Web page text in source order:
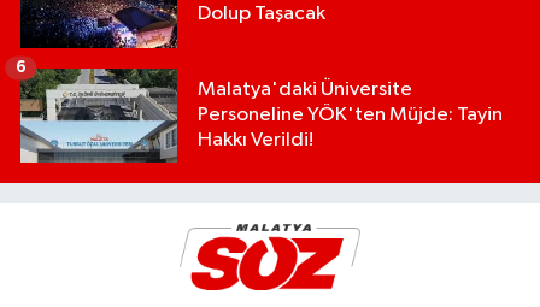
Dolup Taşacak
Malatya'daki Üniversite
Personeline YÖK'ten Müjde: Tayin
Hakkı Verildi!
6